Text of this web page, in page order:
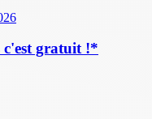
c'est gratuit !*